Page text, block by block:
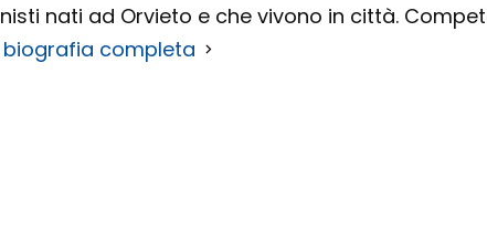
nati ad Orvieto e che vivono in città.
biografia completa